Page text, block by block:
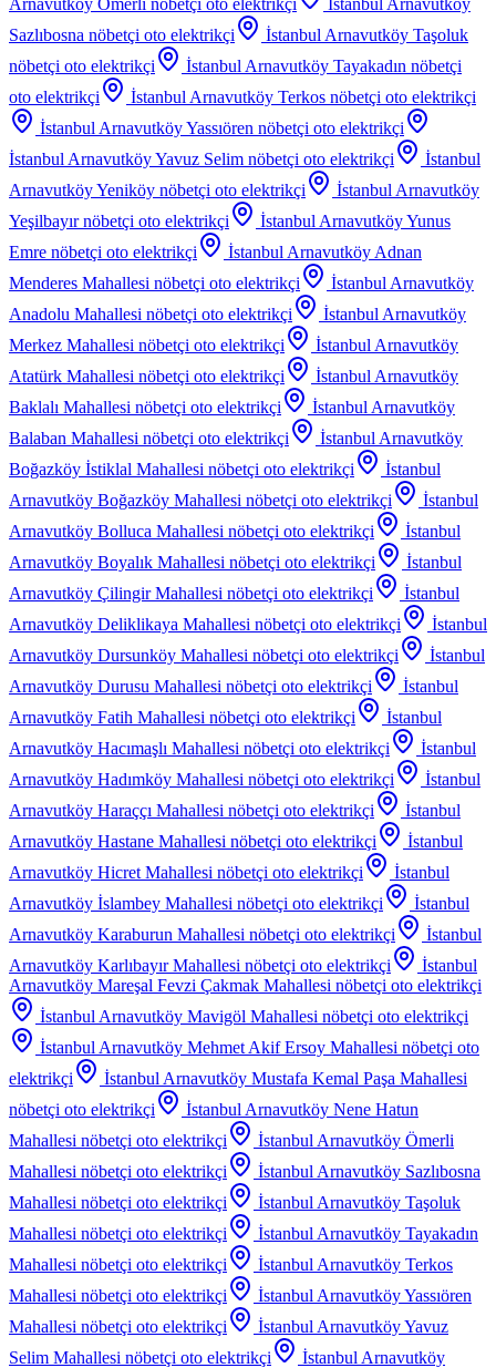
Arnavutköy Ömerli nöbetçi oto elektrikçi
İstanbul Arnavutköy
Sazlıbosna nöbetçi oto elektrikçi
İstanbul Arnavutköy Taşoluk
nöbetçi oto elektrikçi
İstanbul Arnavutköy Tayakadın nöbetçi
oto elektrikçi
İstanbul Arnavutköy Terkos nöbetçi oto elektrikçi
İstanbul Arnavutköy Yassıören nöbetçi oto elektrikçi
İstanbul Arnavutköy Yavuz Selim nöbetçi oto elektrikçi
İstanbul
Arnavutköy Yeniköy nöbetçi oto elektrikçi
İstanbul Arnavutköy
Yeşilbayır nöbetçi oto elektrikçi
İstanbul Arnavutköy Yunus
Emre nöbetçi oto elektrikçi
İstanbul Arnavutköy Adnan
Menderes Mahallesi nöbetçi oto elektrikçi
İstanbul Arnavutköy
Anadolu Mahallesi nöbetçi oto elektrikçi
İstanbul Arnavutköy
Merkez Mahallesi nöbetçi oto elektrikçi
İstanbul Arnavutköy
Atatürk Mahallesi nöbetçi oto elektrikçi
İstanbul Arnavutköy
Baklalı Mahallesi nöbetçi oto elektrikçi
İstanbul Arnavutköy
Balaban Mahallesi nöbetçi oto elektrikçi
İstanbul Arnavutköy
Boğazköy İstiklal Mahallesi nöbetçi oto elektrikçi
İstanbul
Arnavutköy Boğazköy Mahallesi nöbetçi oto elektrikçi
İstanbul
Arnavutköy Bolluca Mahallesi nöbetçi oto elektrikçi
İstanbul
Arnavutköy Boyalık Mahallesi nöbetçi oto elektrikçi
İstanbul
Arnavutköy Çilingir Mahallesi nöbetçi oto elektrikçi
İstanbul
Arnavutköy Deliklikaya Mahallesi nöbetçi oto elektrikçi
İstanbul
Arnavutköy Dursunköy Mahallesi nöbetçi oto elektrikçi
İstanbul
Arnavutköy Durusu Mahallesi nöbetçi oto elektrikçi
İstanbul
Arnavutköy Fatih Mahallesi nöbetçi oto elektrikçi
İstanbul
Arnavutköy Hacımaşlı Mahallesi nöbetçi oto elektrikçi
İstanbul
Arnavutköy Hadımköy Mahallesi nöbetçi oto elektrikçi
İstanbul
Arnavutköy Haraççı Mahallesi nöbetçi oto elektrikçi
İstanbul
Arnavutköy Hastane Mahallesi nöbetçi oto elektrikçi
İstanbul
Arnavutköy Hicret Mahallesi nöbetçi oto elektrikçi
İstanbul
Arnavutköy İslambey Mahallesi nöbetçi oto elektrikçi
İstanbul
Arnavutköy Karaburun Mahallesi nöbetçi oto elektrikçi
İstanbul
Arnavutköy Karlıbayır Mahallesi nöbetçi oto elektrikçi
İstanbul
Arnavutköy Mareşal Fevzi Çakmak Mahallesi nöbetçi oto elektrikçi
İstanbul Arnavutköy Mavigöl Mahallesi nöbetçi oto elektrikçi
İstanbul Arnavutköy Mehmet Akif Ersoy Mahallesi nöbetçi oto
elektrikçi
İstanbul Arnavutköy Mustafa Kemal Paşa Mahallesi
nöbetçi oto elektrikçi
İstanbul Arnavutköy Nene Hatun
Mahallesi nöbetçi oto elektrikçi
İstanbul Arnavutköy Ömerli
Mahallesi nöbetçi oto elektrikçi
İstanbul Arnavutköy Sazlıbosna
Mahallesi nöbetçi oto elektrikçi
İstanbul Arnavutköy Taşoluk
Mahallesi nöbetçi oto elektrikçi
İstanbul Arnavutköy Tayakadın
Mahallesi nöbetçi oto elektrikçi
İstanbul Arnavutköy Terkos
Mahallesi nöbetçi oto elektrikçi
İstanbul Arnavutköy Yassıören
Mahallesi nöbetçi oto elektrikçi
İstanbul Arnavutköy Yavuz
Selim Mahallesi nöbetçi oto elektrikçi İstanbul Arnavutköy